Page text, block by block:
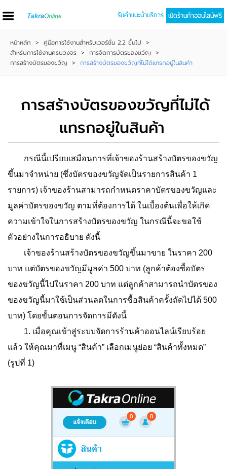
เปิดร้านค้าออนไลน์ฟรี
รับคำแนะนำบริการ
หน้าหลัก > คู่มือการใช้งานสำหรับเวอร์ชั่น 2.2 ขึ้นไป >
สำหรับการใช้งานครบวงจร > การจัดการบัตรของขวัญ >
การสร้างบัตรของขวัญ > การสร้างบัตรของขวัญที่ไม่ได้แทรกอยู่ในสินค้า
การสร้างบัตรของขวัญที่ไม่ได้
แทรกอยู่ในสินค้า
กรณีนี้เปรียบเสมือนการที่เจ้าของร้านสร้างบัตรของขวัญ
ขึ้นมาจำหน่าย (ซึ่งบัตรของขวัญจัดเป็นรายการสินค้า 1
รายการ) เจ้าของร้านสามารถกำหนดราคาบัตรของขวัญและ
มูลค่าบัตรของขวัญ ตามที่ต้องการได้ ในเบื้องต้นเพื่อให้เกิด
ความเข้าใจในการสร้างบัตรของขวัญ ในกรณีนี้จะขอใช้
ตัวอย่างในการอธิบาย ดังนี้
เจ้าของร้านสร้างบัตรของขวัญขึ้นมาขาย ในราคา 200
บาท แต่บัตรของขวัญมีมูลค่า 500 บาท (ลูกค้าต้องซื้อบัตร
ของขวัญนี้ไปในราคา 200 บาท แต่ลูกค้าสามารถนำบัตรของ
ของขวัญนี้มาใช้เป็นส่วนลดในการซื้อสินค้าครั้งถัดไปได้ 500
บาท) โดยขั้นตอนการจัดการมีดังนี้
1. เมื่อคุณเข้าสู่ระบบจัดการร้านค้าออนไลน์เรียบร้อย
แล้ว ให้คุณมาที่เมนู “สินค้า” เลือกเมนูย่อย “สินค้าทั้งหมด”
(รูปที่ 1)